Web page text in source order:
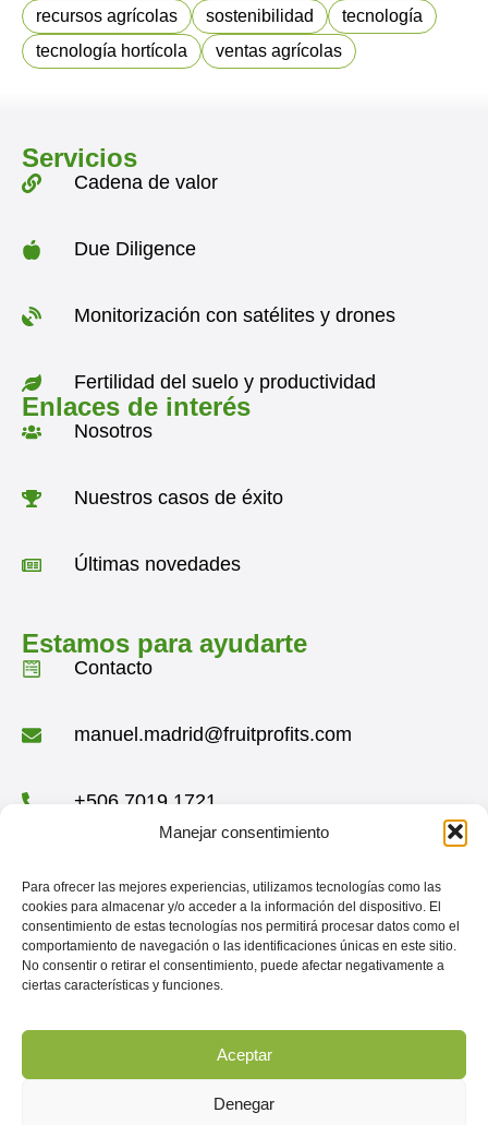
Manejar consentimiento
Para ofrecer las mejores experiencias, utilizamos tecnologías como las
cookies para almacenar y/o acceder a la información del dispositivo. El
consentimiento de estas tecnologías nos permitirá procesar datos como el
comportamiento de navegación o las identificaciones únicas en este sitio.
No consentir o retirar el consentimiento, puede afectar negativamente a
ciertas características y funciones.
Aceptar
Denegar
recursos agrícolas
sostenibilidad
tecnología
tecnología hortícola
ventas agrícolas
Servicios
Cadena de valor
Due Diligence
Monitorización con satélites y drones
Fertilidad del suelo y productividad
Enlaces de interés
Nosotros
Nuestros casos de éxito
Últimas novedades
Estamos para ayudarte
Contacto
manuel.madrid@fruitprofits.com
+506 7019 1721
Condominio Montserrat, 11401, Moravia,
San José Costa Rica
Redes sociales